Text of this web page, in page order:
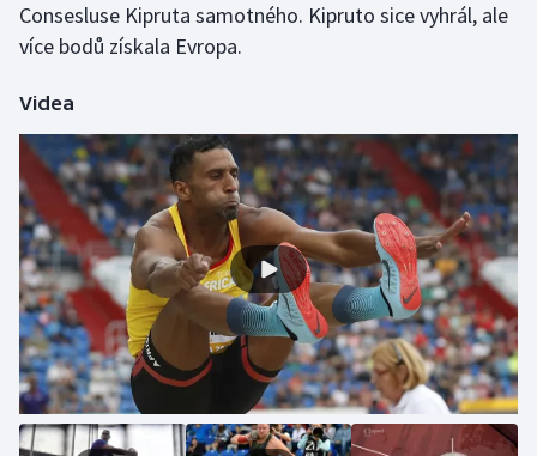
Consesluse Kipruta samotného. Kipruto sice vyhrál, ale
více bodů získala Evropa.
Videa